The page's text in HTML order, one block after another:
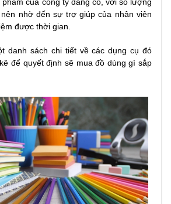
nhờ đến sự trợ giúp của nhân viên
được thời gian.
danh sách chi tiết về các dụng cụ đó
để quyết định sẽ mua đồ dùng gì sắp